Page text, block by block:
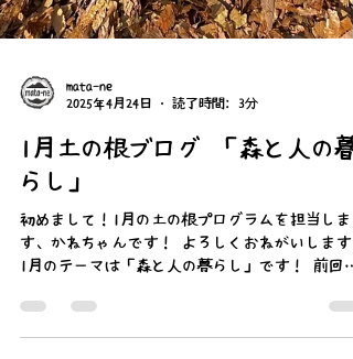
2025年4月24日
1月土の根ブログ 「森と人の暮
らし」
初めまして！1月の土の根プログラムを担当しま